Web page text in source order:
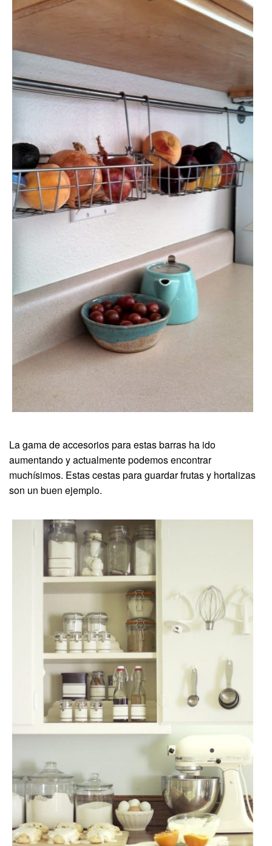
La gama de accesorios para estas barras ha ido
aumentando y actualmente podemos encontrar
muchísimos. Estas cestas para guardar frutas y hortalizas
son un buen ejemplo.